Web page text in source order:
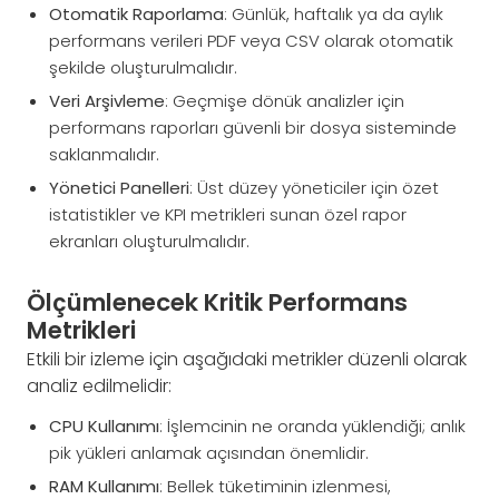
Otomatik Raporlama: Günlük, haftalık ya da aylık
performans verileri PDF veya CSV olarak otomatik
şekilde oluşturulmalıdır.
Veri Arşivleme: Geçmişe dönük analizler için
performans raporları güvenli bir dosya sisteminde
saklanmalıdır.
Yönetici Panelleri: Üst düzey yöneticiler için özet
istatistikler ve KPI metrikleri sunan özel rapor
ekranları oluşturulmalıdır.
Ölçümlenecek Kritik Performans
Metrikleri
Etkili bir izleme için aşağıdaki metrikler düzenli olarak
analiz edilmelidir:
CPU Kullanımı: İşlemcinin ne oranda yüklendiği; anlık
pik yükleri anlamak açısından önemlidir.
RAM Kullanımı: Bellek tüketiminin izlenmesi,